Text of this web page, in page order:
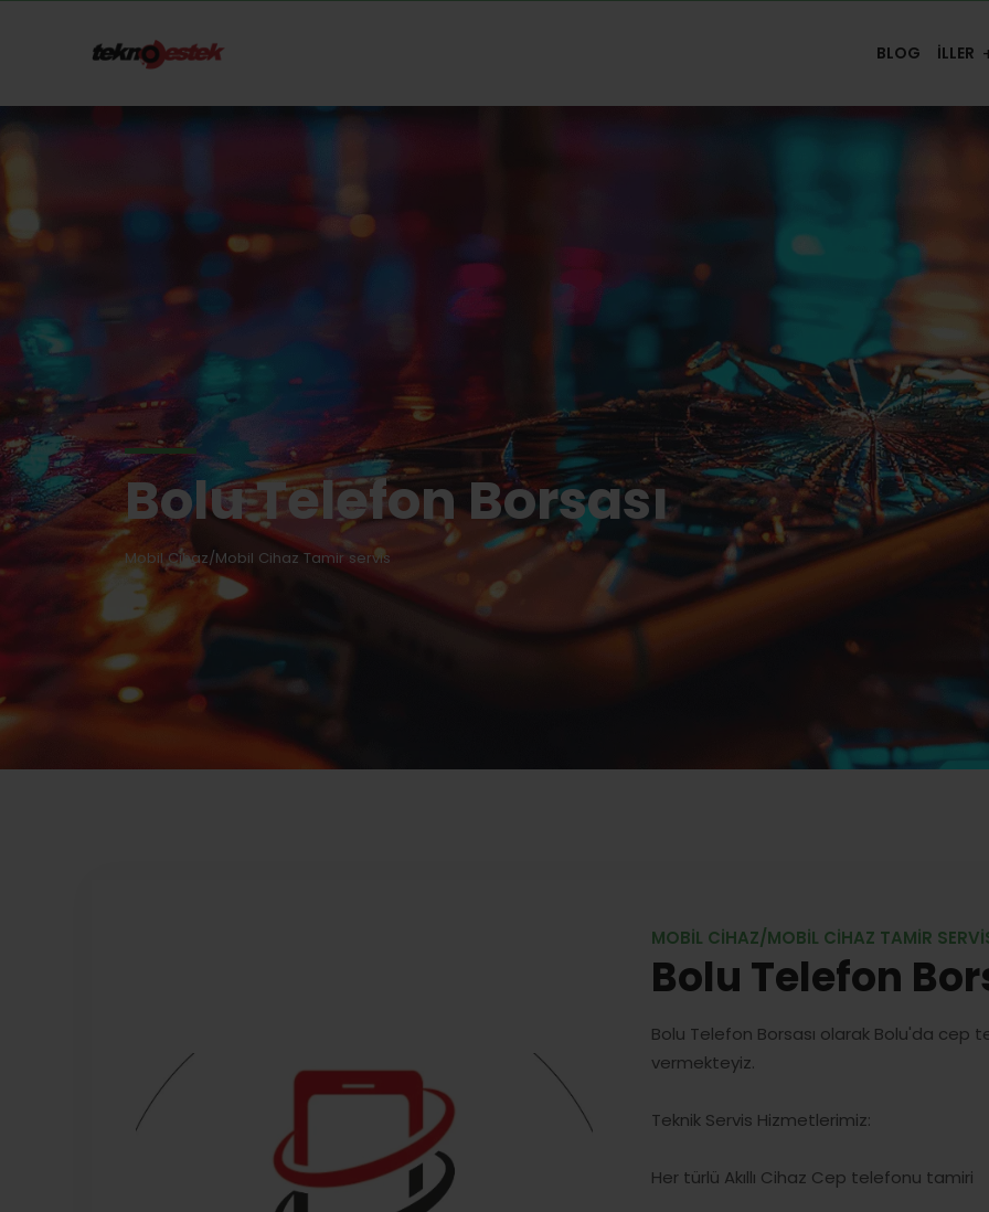
BLOG İLLER
Bolu Telefon Borsası
Mobil Cihaz/Mobil Cihaz Tamir servis
MOBIL CIHAZ/MOBIL CIHAZ TAMIR
Bolu Telefon
Bolu Telefon Borsası olarak Bolu'da cep
vermekteyiz.
Teknik Servis Hizmetlerimiz:
Her türlü Akıllı Cihaz Cep telefonu tamiri